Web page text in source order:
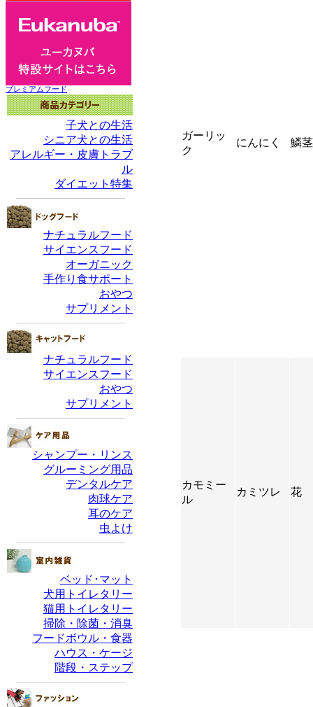
ガーリッ
ク
にんにく 鱗茎
カモミー
ル
カミツレ 花